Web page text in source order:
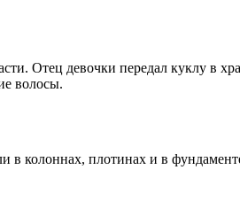
Отец девочки передал куклу в
волосы.
плотинах и в